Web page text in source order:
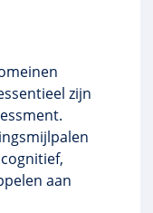
zijn
aan